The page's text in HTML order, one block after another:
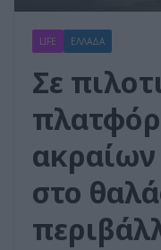
LIFE ΕΛΛΑΔΑ
Σε
στο